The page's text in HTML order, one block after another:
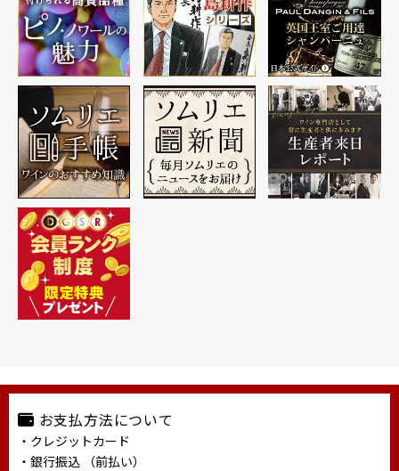
お支払方法について
・クレジットカード
・銀行振込 （前払い）